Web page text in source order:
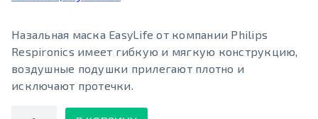
Назальная маска EasyLife от компании Philips
Respironics имеет гибкую и мягкую конструкцию,
воздушные подушки прилегают плотно и
исключают протечки.
Количество